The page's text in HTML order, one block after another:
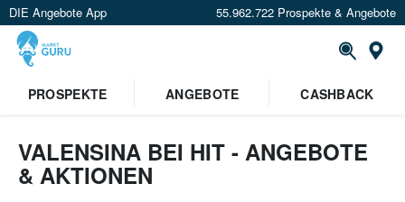
DIE Angebote App 55.962.722 Prospekte & Angebote
Standort festlegen
PROSPEKTE ANGEBOTE CASHBACK
VALENSINA BEI HIT - ANGEBOTE
& AKTIONEN